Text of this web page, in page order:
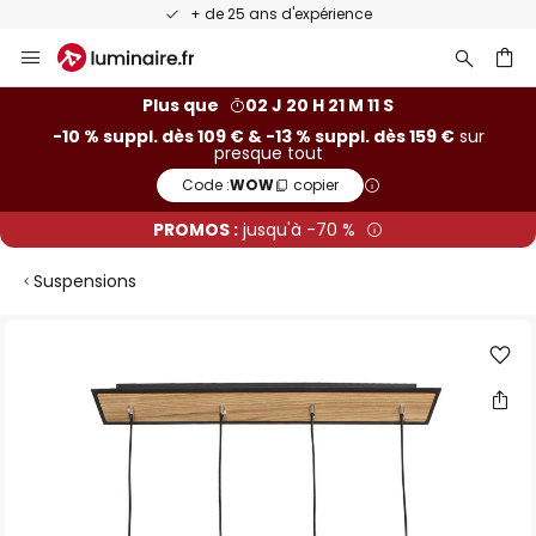
+ de 25 ans d'expérience
Allez
au
Plus que
02 J 20 H 21 M 10 S
-10 % suppl. dès 109 € & -13 % suppl. dès 159 €sur
presque tout
Code :WOW copier
PROMOS : jusqu'à -70 %
Suspensions